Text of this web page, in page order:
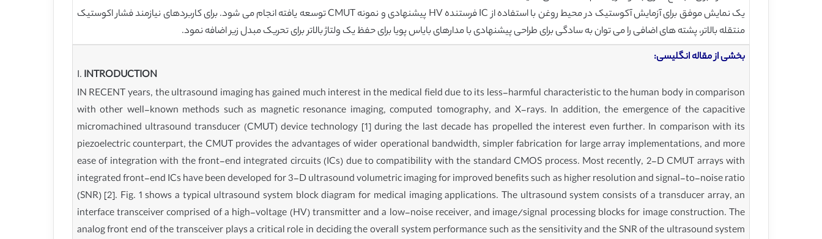
یک نمایش موفق برای آزمایش آکوستیک در محیط روغن با استفاده از IC فرستنده HV پیشنهادی و نمونه CMUT توسعه یافته انجام می شود. برای کاربردهای نیازمند فشار اکوستیک
منتقله بالاتر، پشته های اضافی را می توان به سادگی برای طراحی پیشنهادی با مدارهای بایاس پویا برای حفظ یک ولتاژ بالاتر برای تحریک مبدل زیر اضافه نمود.
بخشی از مقاله انگلیسی:
I. INTRODUCTION
IN RECENT years, the ultrasound imaging has gained much interest in the medical field due to its less-harmful characteristic to the human body in comparison
with other well-known methods such as magnetic resonance imaging, computed tomography, and X-rays. In addition, the emergence of the capacitive
micromachined ultrasound transducer (CMUT) device technology [1] during the last decade has propelled the interest even further. In comparison with its
piezoelectric counterpart, the CMUT provides the advantages of wider operational bandwidth, simpler fabrication for large array implementations, and more
ease of integration with the front-end integrated circuits (ICs) due to compatibility with the standard CMOS process. Most recently, 2-D CMUT arrays with
integrated front-end ICs have been developed for 3-D ultrasound volumetric imaging for improved benefits such as higher resolution and signal-to-noise ratio
(SNR) [2]. Fig. 1 shows a typical ultrasound system block diagram for medical imaging applications. The ultrasound system consists of a transducer array, an
interface transceiver comprised of a high-voltage (HV) transmitter and a low-noise receiver, and image/signal processing blocks for image construction. The
analog front end of the transceiver plays a critical role in deciding the overall system performance such as the sensitivity and the SNR of the ultrasound system